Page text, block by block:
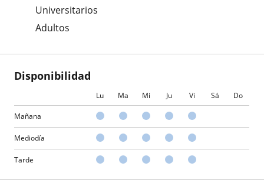
Universitarios
Adultos
Disponibilidad
Lu Ma Mi Ju Vi Sá Do
Mañana
Mediodía
Tarde